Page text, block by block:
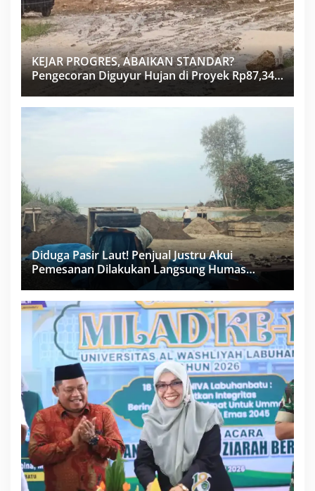
KEJAR PROGRES, ABAIKAN STANDAR?
Pengecoran Diguyur Hujan di Proyek Rp87,34
Miliar Sukma Nias, Konsultan, Pengawas dan
PPK Bungkam
Diduga Pasir Laut! Penjual Justru Akui
Pemesanan Dilakukan Langsung Humas